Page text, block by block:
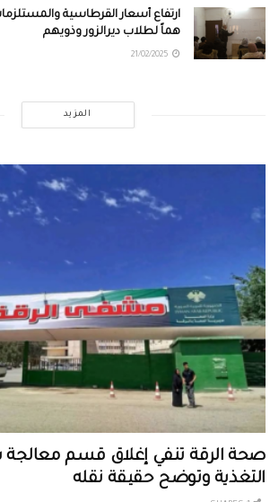
ارتفاع أسعار القرطاسية
هماً لطلاب ديرالزور وذويهم
المزيد
صحة الرقة تنفي إغلاق قسم
التغذية وتوضح حقيقة نقله